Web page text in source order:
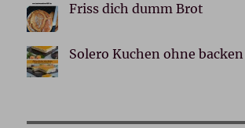
Friss dich dumm Brot
Solero Kuchen ohne backen